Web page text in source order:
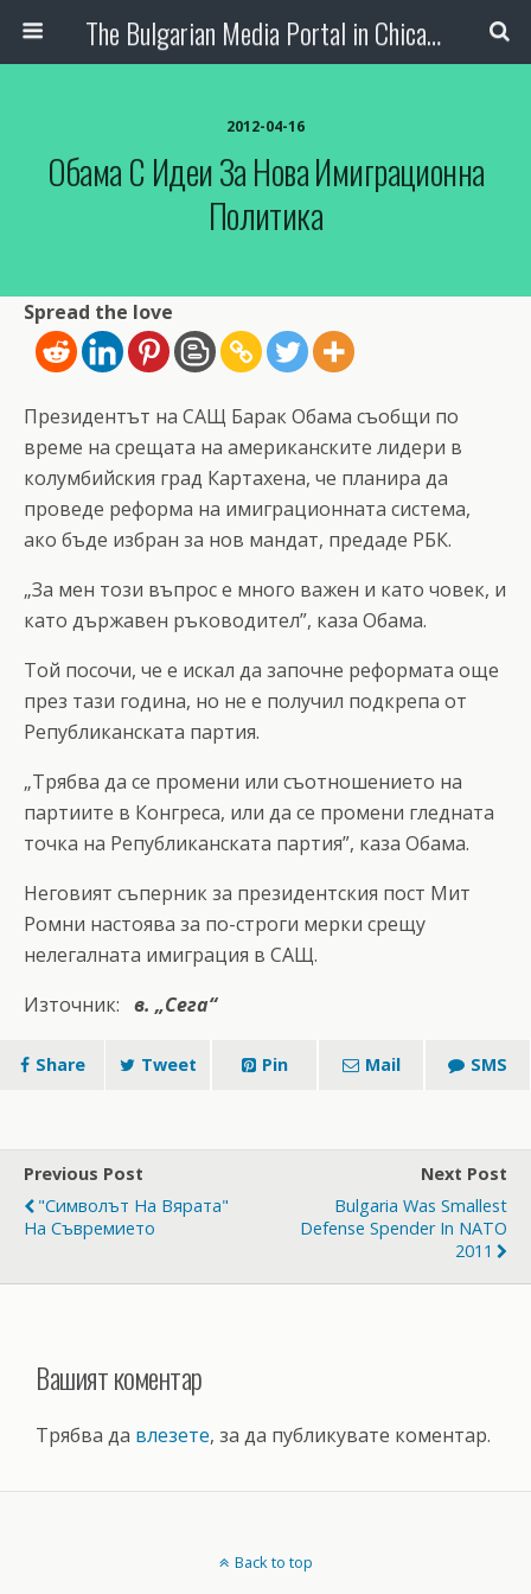
The Bulgarian Media Portal in Chicago
2012-04-16
Обама С Идеи За Нова Имиграционна
Политика
Spread the love
Президентът на САЩ Барак Обама съобщи по
време на срещата на американските лидери в
колумбийския град Картахена, че планира да
проведе реформа на имиграционната система,
ако бъде избран за нов мандат, предаде РБК.
„За мен този въпрос е много важен и като човек, и
като държавен ръководител”, каза Обама.
Той посочи, че е искал да започне реформата още
през тази година, но не е получил подкрепа от
Републиканската партия.
„Трябва да се промени или съотношението на
партиите в Конгреса, или да се промени гледната
точка на Републиканската партия”, каза Обама.
Неговият съперник за президентския пост Мит
Ромни настоява за по-строги мерки срещу
нелегалната имиграция в САЩ.
Източник: в. „Сега“
Share Tweet Pin Mail SMS
Previous Post
"Символът На Вярата"
На Съвремието
Next Post
Bulgaria Was Smallest
Defense Spender In NATO
2011
Вашият коментар
Трябва да влезете, за да публикувате коментар.
Back to top